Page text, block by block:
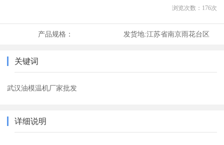
浏览次数： 176次
产品规格： 发货地:江苏省南京雨花台区
关键词
武汉油模温机厂家批发
详细说明